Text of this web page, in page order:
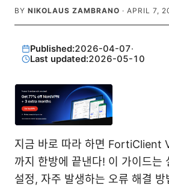
BY NIKOLAUS ZAMBRANO · APRIL 7,
Published:2026-04-07·
Last updated:2026-05-10
지금 바로 따라 하면 FortiClient
까지 한방에 끝낸다! 이 가이드는
설정, 자주 발생하는 오류 해결 방